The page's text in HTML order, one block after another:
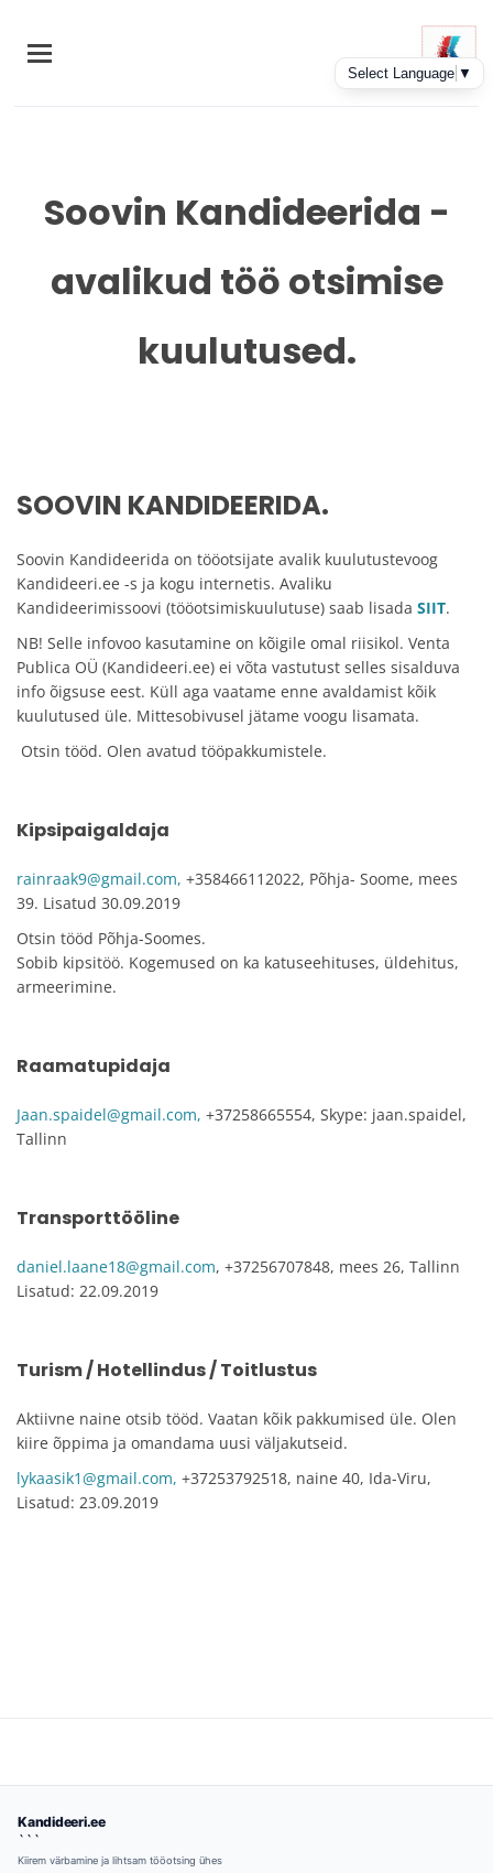
main
Soovin Kandideerida -
avalikud töö otsimise
kuulutused.
SOOVIN KANDIDEERIDA.
Soovin Kandideerida on tööotsijate avalik kuulutustevoog
Kandideeri.ee -s ja kogu internetis. Avaliku
Kandideerimissoovi (tööotsimiskuulutuse) saab lisada SIIT.
NB! Selle infovoo kasutamine on kõigile omal riisikol. Venta
Publica OÜ (Kandideeri.ee) ei võta vastutust selles sisalduva
info õigsuse eest. Küll aga vaatame enne avaldamist kõik
kuulutused üle. Mittesobivusel jätame voogu lisamata.
Otsin tööd. Olen avatud tööpakkumistele.
Kipsipaigaldaja
rainraak9@gmail.com, +358466112022, Põhja- Soome, mees
39. Lisatud 30.09.2019
Otsin tööd Põhja-Soomes.
Sobib kipsitöö. Kogemused on ka katuseehituses, üldehitus,
armeerimine.
Raamatupidaja
Jaan.spaidel@gmail.com, +37258665554, Skype: jaan.spaidel,
Tallinn
Transporttööline
daniel.laane18@gmail.com, +37256707848, mees 26, Tallinn
Lisatud: 22.09.2019
Turism / Hotellindus / Toitlustus
Aktiivne naine otsib tööd. Vaatan kõik pakkumised üle. Olen
kiire õppima ja omandama uusi väljakutseid.
lykaasik1@gmail.com, +37253792518, naine 40, Ida-Viru,
Lisatud: 23.09.2019
Kandideeri.ee
```
Kiirem värbamine ja lihtsam tööotsing ühes